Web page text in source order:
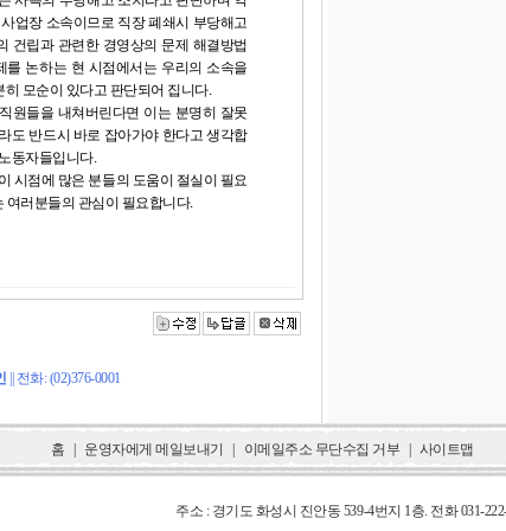
업장 소속이므로 직장 폐쇄시 부당해고
건립과 관련한 경영상의 문제 해결방법
논하는 현 시점에서는 우리의 소속을
모순이 있다고 판단되어 집니다.
원들을 내쳐버린다면 이는 분명히 잘못
도 반드시 바로 잡아가야 한다고 생각합
동자들입니다.
시점에 많은 분들의 도움이 절실이 필요
여러분들의 관심이 필요합니다.
|| 전화: (02)376-0001
홈 운영자에게 메일보내기 이메일주소 무단수집 거부 | 사이트맵
주소 : 경기도 화성시 진안동 539-4번지 1층. 전화 031-